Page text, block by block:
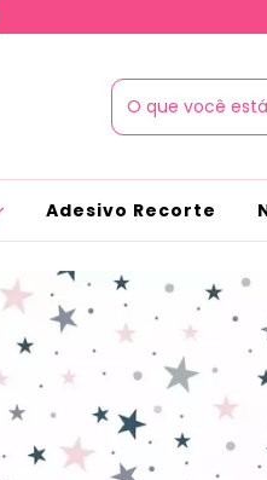
Adesivo Recorte